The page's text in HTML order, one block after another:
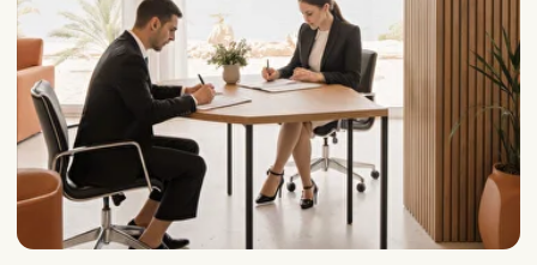
Stilvolles Büro & Coworking